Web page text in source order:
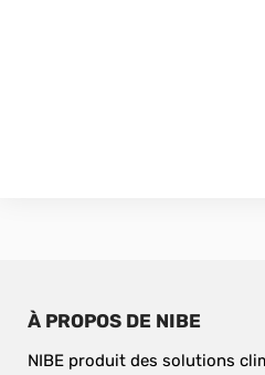
À PROPOS DE NIBE
NIBE produit des solutions